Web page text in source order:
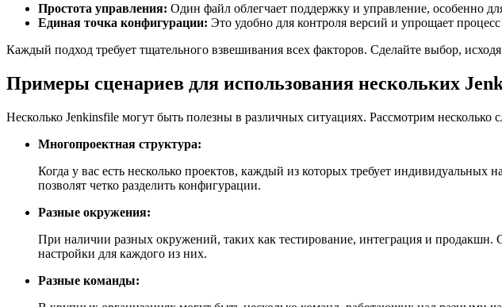
Простота управления: Один файл облегчает поддержку и управление, особенно
Единая точка конфигурации: Это удобно для контроля версий и упрощает
Каждый подход требует тщательного взвешивания всех факторов. Сделайте выбор,
Примеры сценариев для использования нескольких
Несколько Jenkinsfile могут быть полезны в различных ситуациях. Рассмотрим несколько
Многопроектная структура:
Когда у вас есть несколько проектов, каждый из которых требует
позволят четко разделить конфигурации.
Разные окружения:
При наличии разных окружений, таких как тестирование, интеграция и
настройки для каждого из них.
Разные команды: